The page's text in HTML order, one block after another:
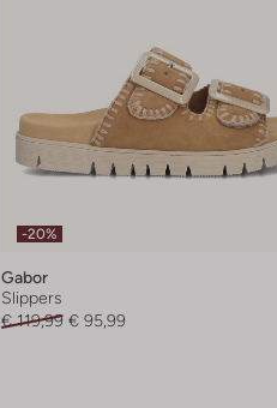
-20%
Gabor
Slippers
€ 119,99 € 95,99